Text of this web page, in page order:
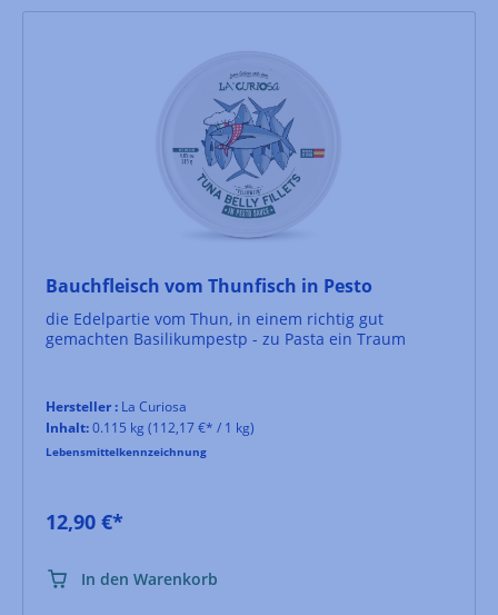
Bauchfleisch vom Thunfisch in Pesto
die Edelpartie vom Thun, in einem richtig gut
gemachten Basilikumpestp - zu Pasta ein Traum
Hersteller : La Curiosa
Inhalt:0.115 kg (112,17 €* / 1 kg)
Lebensmittelkennzeichnung
12,90 €*
In den Warenkorb